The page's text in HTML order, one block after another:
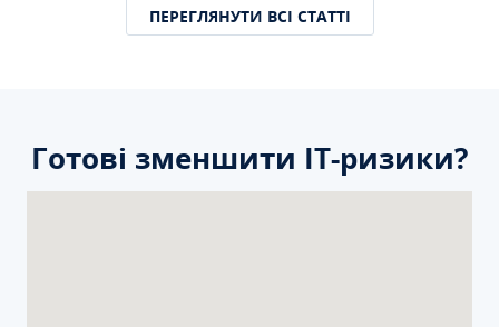
ПЕРЕГЛЯНУТИ ВСІ СТАТТІ
Готові зменшити ІТ-ризики?